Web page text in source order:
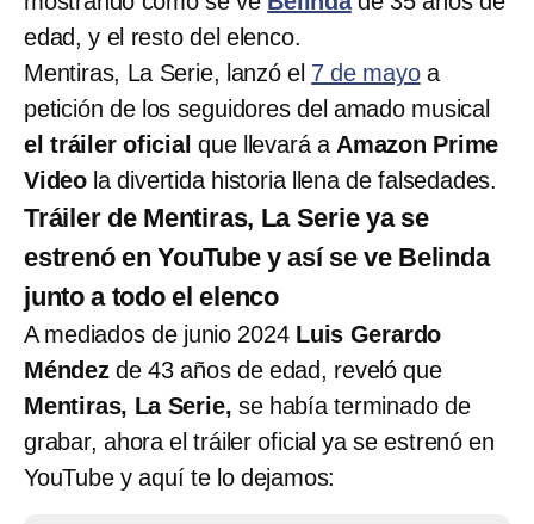
edad, y el resto del elenco.
Mentiras, La Serie, lanzó el 7 de mayoa
petición de los seguidores del amado musical
el tráiler oficial que llevará a Amazon Prime
Video la divertida historia llena de falsedades.
Tráiler de Mentiras, La Serie ya se
estrenó en YouTube y así se ve Belinda
junto a todo el elenco
A mediados de junio 2024 Luis Gerardo
Méndezde 43 años de edad, reveló que
Mentiras, La Serie, se había terminado de
grabar, ahora el tráiler oficial ya se estrenó en
YouTube y aquí te lo dejamos: